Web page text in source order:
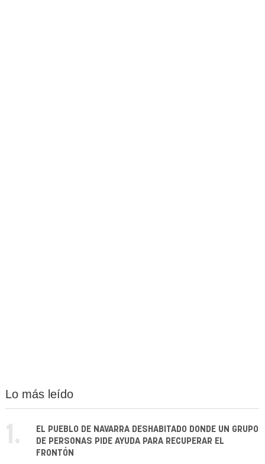
Lo más leído
1.
EL PUEBLO DE NAVARRA DESHABITADO DONDE UN GRUPO
DE PERSONAS PIDE AYUDA PARA RECUPERAR EL
FRONTÓN